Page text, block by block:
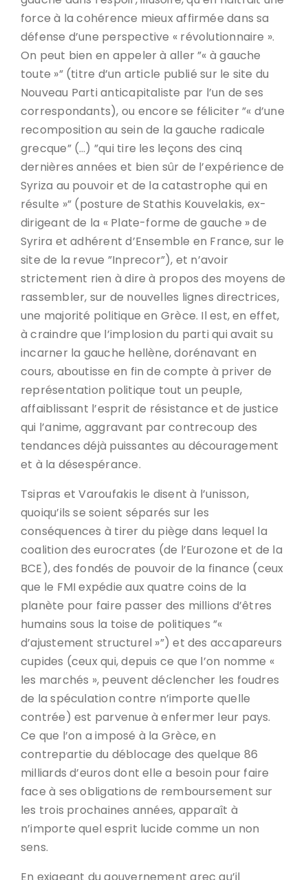
force à la cohérence mieux affirmée dans sa
défense d’une perspective « révolutionnaire ».
On peut bien en appeler à aller ”« à gauche
toute »” (titre d’un article publié sur le site du
Nouveau Parti anticapitaliste par l’un de ses
correspondants), ou encore se féliciter ”« d’une
recomposition au sein de la gauche radicale
grecque” (…) ”qui tire les leçons des cinq
dernières années et bien sûr de l’expérience de
Syriza au pouvoir et de la catastrophe qui en
résulte »” (posture de Stathis Kouvelakis, ex-
dirigeant de la « Plate-forme de gauche » de
Syrira et adhérent d’Ensemble en France, sur le
site de la revue ”Inprecor”), et n’avoir
strictement rien à dire à propos des moyens de
rassembler, sur de nouvelles lignes directrices,
une majorité politique en Grèce. Il est, en effet,
à craindre que l’implosion du parti qui avait su
incarner la gauche hellène, dorénavant en
cours, aboutisse en fin de compte à priver de
représentation politique tout un peuple,
affaiblissant l’esprit de résistance et de justice
qui l’anime, aggravant par contrecoup des
tendances déjà puissantes au découragement
et à la désespérance.
Tsipras et Varoufakis le disent à l’unisson,
quoiqu’ils se soient séparés sur les
conséquences à tirer du piège dans lequel la
coalition des eurocrates (de l’Eurozone et de la
BCE), des fondés de pouvoir de la finance (ceux
que le FMI expédie aux quatre coins de la
planète pour faire passer des millions d’êtres
humains sous la toise de politiques ”«
d’ajustement structurel »”) et des accapareurs
cupides (ceux qui, depuis ce que l’on nomme «
les marchés », peuvent déclencher les foudres
de la spéculation contre n’importe quelle
contrée) est parvenue à enfermer leur pays.
Ce que l’on a imposé à la Grèce, en
contrepartie du déblocage des quelque 86
milliards d’euros dont elle a besoin pour faire
face à ses obligations de remboursement sur
les trois prochaines années, apparaît à
n’importe quel esprit lucide comme un non
sens.